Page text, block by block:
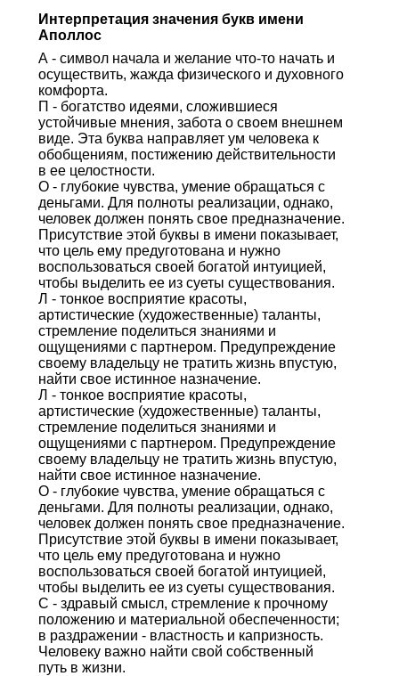
Интерпретация значения букв имени
Аполлос
А - символ начала и желание что-то начать и
осуществить, жажда физического и духовного
комфорта.
П - богатство идеями, сложившиеся
устойчивые мнения, забота о своем внешнем
виде. Эта буква направляет ум человека к
обобщениям, постижению действительности
в ее целостности.
О - глубокие чувства, умение обращаться с
деньгами. Для полноты реализации, однако,
человек должен понять свое предназначение.
Присутствие этой буквы в имени показывает,
что цель ему предуготована и нужно
воспользоваться своей богатой интуицией,
чтобы выделить ее из суеты существования.
Л - тонкое восприятие красоты,
артистические (художественные) таланты,
стремление поделиться знаниями и
ощущениями с партнером. Предупреждение
своему владельцу не тратить жизнь впустую,
найти свое истинное назначение.
Л - тонкое восприятие красоты,
артистические (художественные) таланты,
стремление поделиться знаниями и
ощущениями с партнером. Предупреждение
своему владельцу не тратить жизнь впустую,
найти свое истинное назначение.
О - глубокие чувства, умение обращаться с
деньгами. Для полноты реализации, однако,
человек должен понять свое предназначение.
Присутствие этой буквы в имени показывает,
что цель ему предуготована и нужно
воспользоваться своей богатой интуицией,
чтобы выделить ее из суеты существования.
С - здравый смысл, стремление к прочному
положению и материальной обеспеченности;
в раздражении - властность и капризность.
Человеку важно найти свой собственный
путь в жизни.